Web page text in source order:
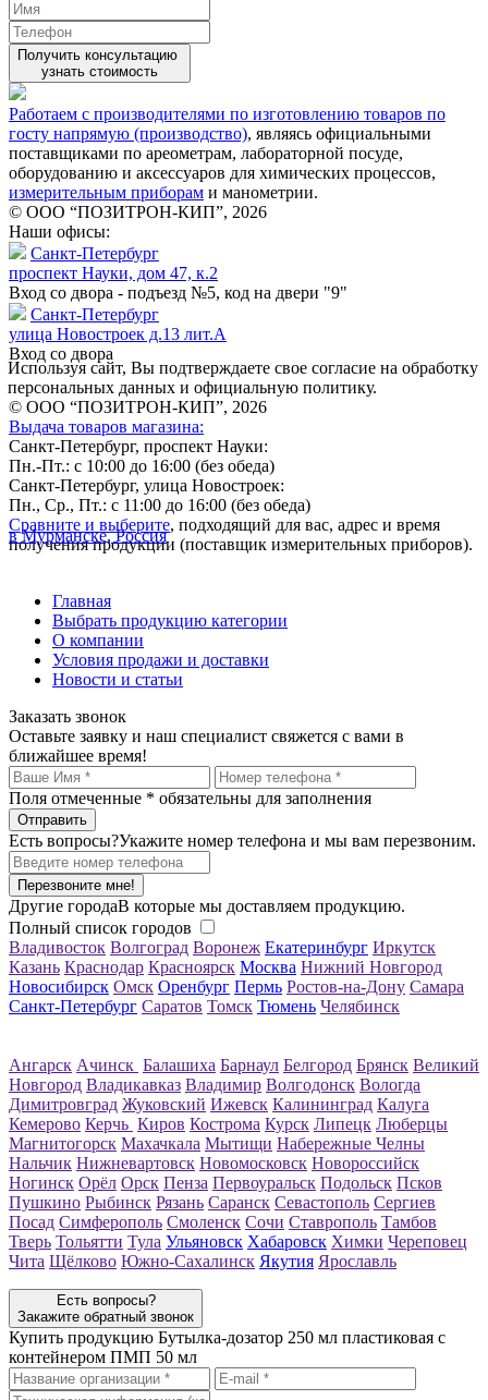
Получить консультацию
узнать стоимость
Работаем с производителями по изготовлению товаров по
госту напрямую (производство), являясь официальными
поставщиками по ареометрам, лабораторной посуде,
оборудованию и аксессуаров для химических процессов,
измерительным приборам и манометрии.
© ООО “ПОЗИТРОН-КИП”, 2026
Наши офисы:
Санкт-Петербург
проспект Науки, дом 47, к.2
Вход со двора - подъезд №5, код на двери "9"
Санкт-Петербург
улица Новостроек д.13 лит.А
Вход со двора
Используя сайт, Вы подтверждаете свое согласие на обработку
персональных данных и официальную политику.
© ООО “ПОЗИТРОН-КИП”, 2026
Выдача товаров магазина:
Санкт-Петербург, проспект Науки:
Пн.-Пт.: с 10:00 до 16:00 (без обеда)
Санкт-Петербург, улица Новостроек:
Пн., Ср., Пт.: с 11:00 до 16:00 (без обеда)
Сравните и выберите, подходящий для вас, адрес и время
получения продукции (поставщик измерительных приборов).
в Мурманске, Россия
Главная
Выбрать продукцию категории
О компании
Условия продажи и доставки
Новости и статьи
Заказать звонок
Оставьте заявку и наш специалист свяжется с вами в
ближайшее время!
Поля отмеченные * обязательны для заполнения
Есть вопросы?Укажите номер телефона и мы вам перезвоним.
Перезвоните мне!
Другие городаВ которые мы доставляем продукцию.
Полный список городов
Владивосток Волгоград Воронеж Екатеринбург Иркутск
Казань Краснодар Красноярск Москва Нижний Новгород
Новосибирск Омск Оренбург Пермь Ростов-на-Дону Самара
Санкт-Петербург Саратов Томск Тюмень Челябинск
Ангарск Ачинск Балашиха Барнаул Белгород Брянск Великий
Новгород Владикавказ Владимир Волгодонск Вологда
Димитровград Жуковский Ижевск Калининград Калуга
Кемерово Керчь Киров Кострома Курск Липецк Люберцы
Магнитогорск Махачкала Мытищи Набережные Челны
Нальчик Нижневартовск Новомосковск Новороссийск
Ногинск Орёл Орск Пенза Первоуральск Подольск Псков
Пушкино Рыбинск Рязань Саранск Севастополь Сергиев
Посад Симферополь Смоленск Сочи Ставрополь Тамбов
Тверь Тольятти Тула Ульяновск Хабаровск Химки Череповец
Чита Щёлково Южно-Сахалинск Якутия Ярославль
Есть вопросы?
Закажите обратный звонок
Купить продукцию Бутылка-дозатор 250 мл пластиковая с
контейнером ПМП 50 мл